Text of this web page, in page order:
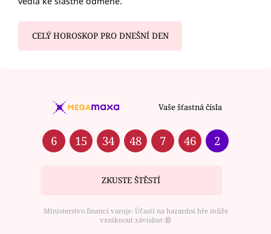
CELÝ HOROSKOP PRO DNEŠNÍ DEN
Vaše šťastná čísla
6 15 34 48 7 46 2
ZKUSTE ŠTĚSTÍ
Ministerstvo financí varuje: Účastí na hazardní hře může
vzniknout závislost ⑱